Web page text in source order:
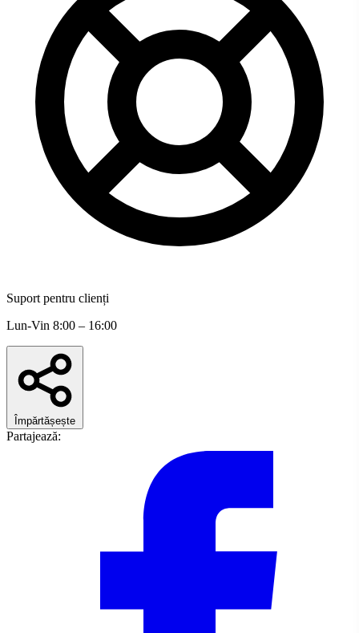
Suport pentru clienți
Lun-Vin 8:00 – 16:00
Împărtășește
Partajează: